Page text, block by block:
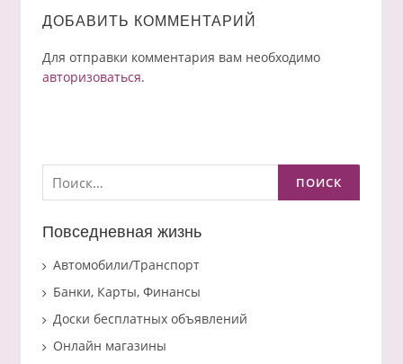
ДОБАВИТЬ КОММЕНТАРИЙ
Для отправки комментария вам необходимо
авторизоваться.
Найти:
Повседневная жизнь
Автомобили/Транспорт
Банки, Карты, Финансы
Доски бесплатных объявлений
Онлайн магазины